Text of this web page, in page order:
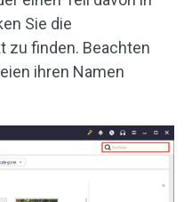
Sie die
zu finden. Beachten
ihren Namen